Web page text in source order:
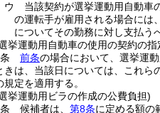
ウ
当該契約が選挙運動用自動
の運転手が雇用される場合には
についてその勤務に対し支払う
挙運動用自動車の使用の契約の指
前条の場合において、選挙運
きは、当該日については、これら
規定を適用する。
挙運動用ビラの作成の公費負担)
候補者は、 第8条に定める額の